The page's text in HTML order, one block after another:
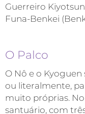
Guerreiro
Funa-Benkei
O Palco
O Nô e o
ou literalmente,
muito próprias.
santuário, com